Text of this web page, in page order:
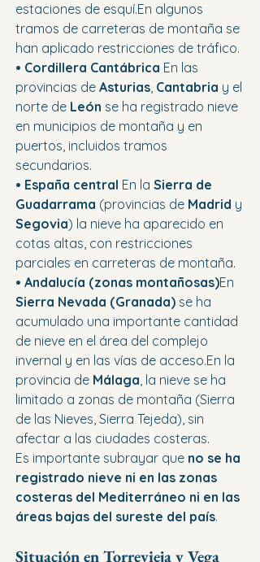
estaciones de esquí.En algunos
tramos de carreteras de montaña se
han aplicado restricciones de tráfico.
• Cordillera Cantábrica En las
provincias de Asturias, Cantabria y el
norte de León se ha registrado nieve
en municipios de montaña y en
puertos, incluidos tramos
secundarios.
• España central En la Sierra de
Guadarrama (provincias de Madrid y
Segovia) la nieve ha aparecido en
cotas altas, con restricciones
parciales en carreteras de montaña.
• Andalucía (zonas montañosas)En
Sierra Nevada (Granada) se ha
acumulado una importante cantidad
de nieve en el área del complejo
invernal y en las vías de acceso.En la
provincia de Málaga, la nieve se ha
limitado a zonas de montaña (Sierra
de las Nieves, Sierra Tejeda), sin
afectar a las ciudades costeras.
Es importante subrayar que no se ha
registrado nieve ni en las zonas
costeras del Mediterráneo ni en las
áreas bajas del sureste del país.
Situación en Torrevieja y Vega